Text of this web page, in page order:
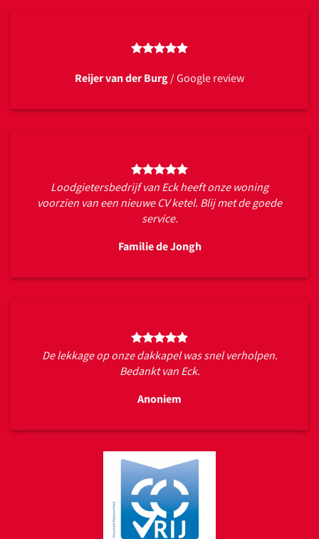
Reijer van der Burg/Google review
Loodgietersbedrijf van Eck heeft onze woning
voorzien van een nieuwe CV ketel. Blij met de goede
service.
Familie de Jongh
De lekkage op onze dakkapel was snel verholpen.
Bedankt van Eck.
Anoniem